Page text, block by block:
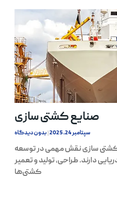
صنایع کشتی سازی
سپتامبر 24, 2025 بدون دیدگاه
سازی نقش مهمی در توسعه
دارند. طراحی، تولید و تعمیر
کشتی‌ها